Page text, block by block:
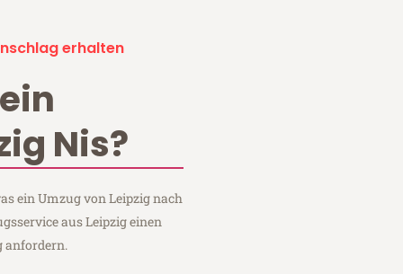
erhalten
Nis?
ein Umzug von Leipzig nach
aus Leipzig einen
anfordern.